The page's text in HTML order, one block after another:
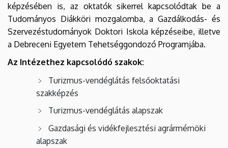
képzésében is, az oktatók sikerrel kapcsolódtak be a
Tudományos Diákköri mozgalomba, a Gazdálkodás- és
Szervezéstudományok Doktori Iskola képzéseibe, illetve
a Debreceni Egyetem Tehetséggondozó Programjába.
Az Intézethez kapcsolódó szakok:
Turizmus-vendéglátás felsőoktatási
szakképzés
Turizmus-vendéglátás alapszak
Gazdasági és vidékfejlesztési agrármérnöki
alapszak